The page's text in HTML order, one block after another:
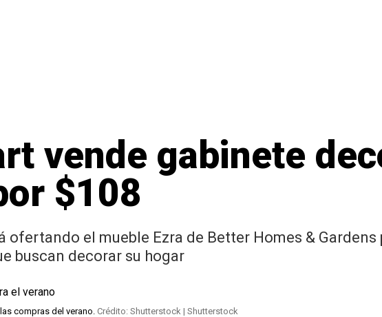
vende gabinete
$108
ofertando el mueble Ezra de Better Homes &
buscan decorar su hogar
compras del verano. Crédito: Shutterstock | Shutterstock